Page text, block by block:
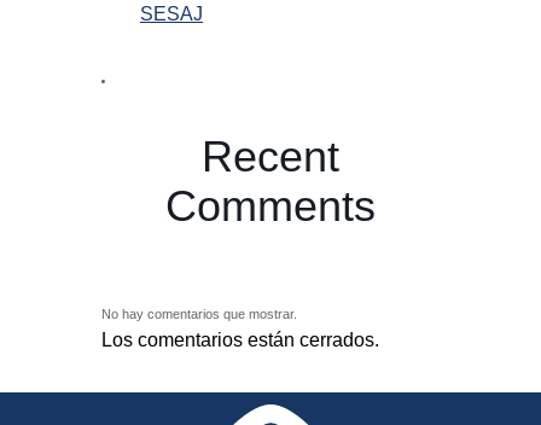
SESAJ
Recent
Comments
No hay comentarios que mostrar.
Los comentarios están cerrados.